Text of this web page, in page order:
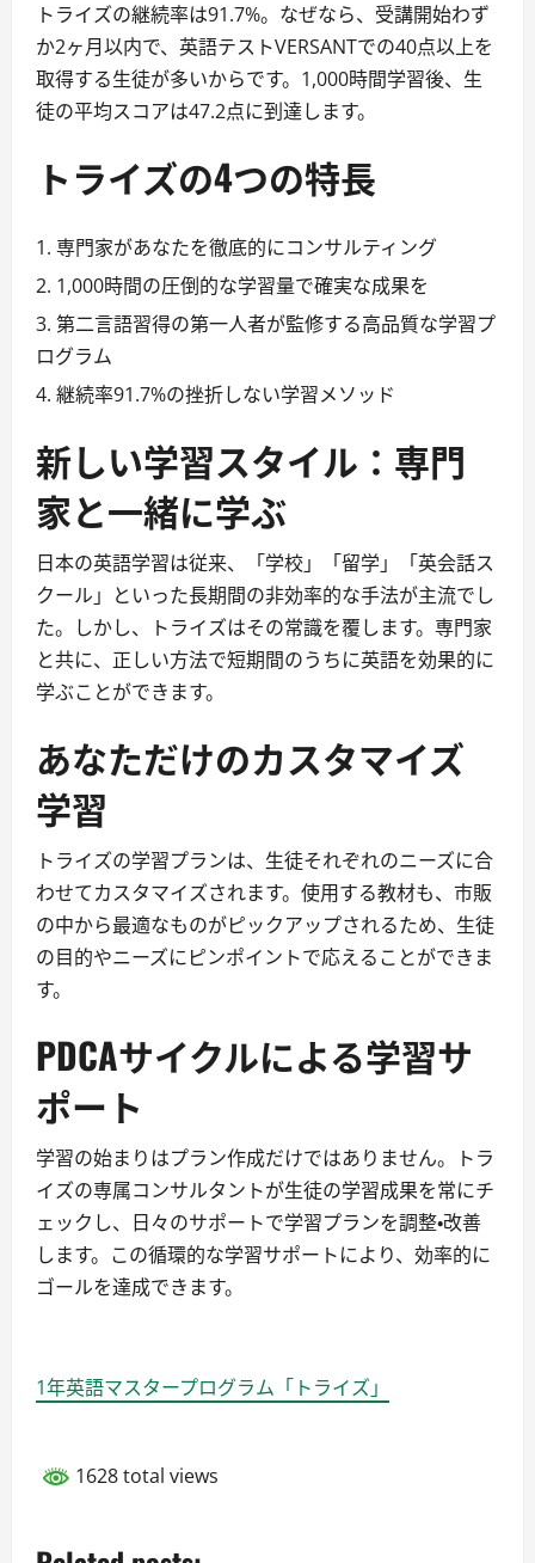
トライズの継続率は91.7%。なぜなら、受講開始わず
か2ヶ月以内で、英語テストVERSANTでの40点以上を
取得する生徒が多いからです。1,000時間学習後、生
徒の平均スコアは47.2点に到達します。
トライズの4つの特長
専門家があなたを徹底的にコンサルティング
1,000時間の圧倒的な学習量で確実な成果を
第二言語習得の第一人者が監修する高品質な学習プ
ログラム
継続率91.7%の挫折しない学習メソッド
新しい学習スタイル：専門
家と一緒に学ぶ
日本の英語学習は従来、「学校」「留学」「英会話ス
クール」といった長期間の非効率的な手法が主流でし
た。しかし、トライズはその常識を覆します。専門家
と共に、正しい方法で短期間のうちに英語を効果的に
学ぶことができます。
あなただけのカスタマイズ
学習
トライズの学習プランは、生徒それぞれのニーズに合
わせてカスタマイズされます。使用する教材も、市販
の中から最適なものがピックアップされるため、生徒
の目的やニーズにピンポイントで応えることができま
す。
PDCAサイクルによる学習サ
ポート
学習の始まりはプラン作成だけではありません。トラ
イズの専属コンサルタントが生徒の学習成果を常にチ
ェックし、日々のサポートで学習プランを調整・改善
します。この循環的な学習サポートにより、効率的に
ゴールを達成できます。
1年英語マスタープログラム「トライズ」
1628 total views